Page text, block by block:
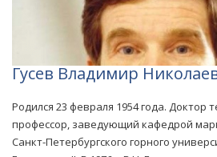
Гусев Владимир
Родился 23 февраля 1954 года. Доктор
профессор, заведующий кафедрой
Санкт-Петербургского горного